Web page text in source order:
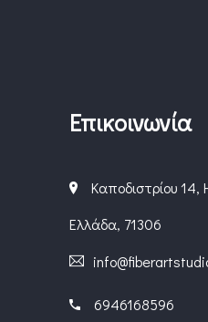
Επικοινωνία
Καποδιστρίου 14,
Ελλάδα, 71306
6946168596